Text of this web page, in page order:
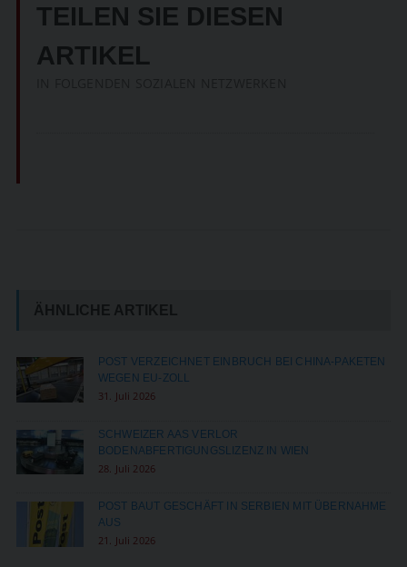
TEILEN SIE DIESEN
ARTIKEL
ÄHNLICHE ARTIKEL
POST VERZEICHNET EINBRUCH BEI CHINA-PAKETEN
WEGEN EU-ZOLL
31. Juli 2026
SCHWEIZER AAS VERLOR
BODENABFERTIGUNGSLIZENZ IN WIEN
28. Juli 2026
POST BAUT GESCHÄFT IN SERBIEN MIT ÜBERNAHME
AUS
21. Juli 2026